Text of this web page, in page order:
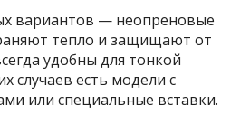
вариантов — неопреновые
тепло и защищают от
удобны для тонкой
случаев есть модели с
или специальные вставки.